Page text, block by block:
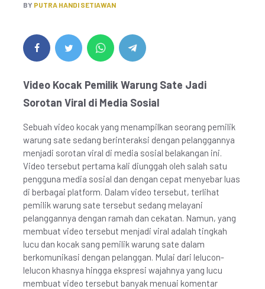
BY PUTRA HANDI SETIAWAN
Video Kocak Pemilik Warung Sate Jadi
Sorotan Viral di Media Sosial
Sebuah video kocak yang menampilkan seorang pemilik
warung sate sedang berinteraksi dengan pelanggannya
menjadi sorotan viral di media sosial belakangan ini.
Video tersebut pertama kali diunggah oleh salah satu
pengguna media sosial dan dengan cepat menyebar luas
di berbagai platform. Dalam video tersebut, terlihat
pemilik warung sate tersebut sedang melayani
pelanggannya dengan ramah dan cekatan. Namun, yang
membuat video tersebut menjadi viral adalah tingkah
lucu dan kocak sang pemilik warung sate dalam
berkomunikasi dengan pelanggan. Mulai dari lelucon-
lelucon khasnya hingga ekspresi wajahnya yang lucu
membuat video tersebut banyak menuai komentar